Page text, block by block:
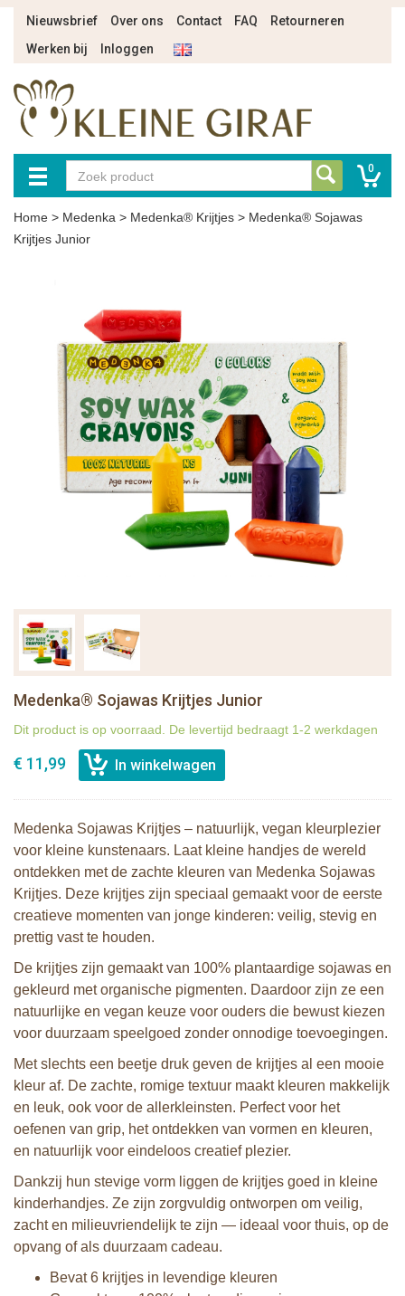
Nieuwsbrief Over ons Contact FAQ
Retourneren
Werken bij
Inloggen
0
Home > Medenka > Medenka® Krijtjes > Medenka® Sojawas
Krijtjes Junior
Medenka® Sojawas Krijtjes Junior
Dit product is op voorraad. De levertijd bedraagt 1-2 werkdagen
€ 11,99
Medenka Sojawas Krijtjes – natuurlijk, vegan kleurplezier
voor kleine kunstenaars. Laat kleine handjes de wereld
ontdekken met de zachte kleuren van Medenka Sojawas
Krijtjes. Deze krijtjes zijn speciaal gemaakt voor de eerste
creatieve momenten van jonge kinderen: veilig, stevig en
prettig vast te houden.
De krijtjes zijn gemaakt van 100% plantaardige sojawas en
gekleurd met organische pigmenten. Daardoor zijn ze een
natuurlijke en vegan keuze voor ouders die bewust kiezen
voor duurzaam speelgoed zonder onnodige toevoegingen.
Met slechts een beetje druk geven de krijtjes al een mooie
kleur af. De zachte, romige textuur maakt kleuren makkelijk
en leuk, ook voor de allerkleinsten. Perfect voor het
oefenen van grip, het ontdekken van vormen en kleuren,
en natuurlijk voor eindeloos creatief plezier.
Dankzij hun stevige vorm liggen de krijtjes goed in kleine
kinderhandjes. Ze zijn zorgvuldig ontworpen om veilig,
zacht en milieuvriendelijk te zijn — ideaal voor thuis, op de
opvang of als duurzaam cadeau.
Bevat 6 krijtjes in levendige kleuren